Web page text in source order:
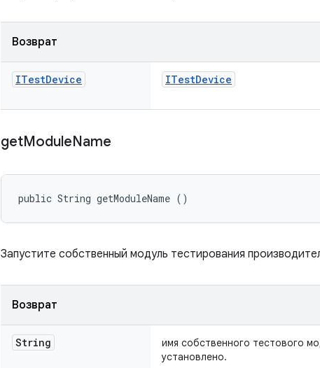
Возврат
ITestDevice ITestDevice
getModuleName
public String getModuleName ()
Запустите собственный модуль тестирования
Возврат
String
имя собственного тестового
установлено.